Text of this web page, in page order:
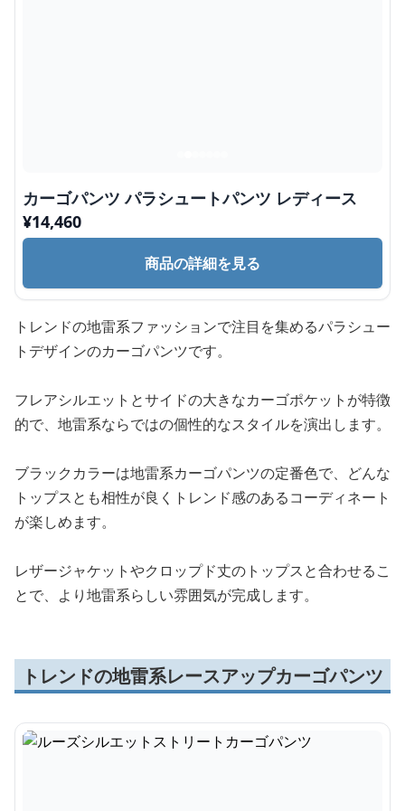
カーゴパンツ パラシュートパンツ レディース
¥14,460
商品の詳細を見る
トレンドの地雷系ファッションで注目を集めるパラシュー
トデザインのカーゴパンツです。
フレアシルエットとサイドの大きなカーゴポケットが特徴
的で、地雷系ならではの個性的なスタイルを演出します。
ブラックカラーは地雷系カーゴパンツの定番色で、どんな
トップスとも相性が良くトレンド感のあるコーディネート
が楽しめます。
レザージャケットやクロップド丈のトップスと合わせるこ
とで、より地雷系らしい雰囲気が完成します。
トレンドの地雷系レースアップカーゴパンツ